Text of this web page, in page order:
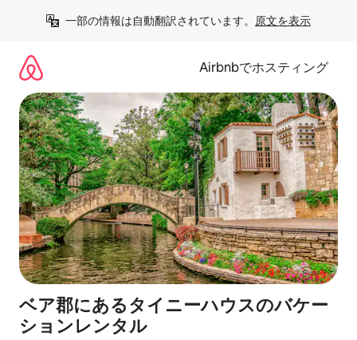
一部の情報は自動翻訳されています。 原文を表示
Airbnbでホスティング
ベア郡にあるタイニーハウスのバケー
ションレンタル